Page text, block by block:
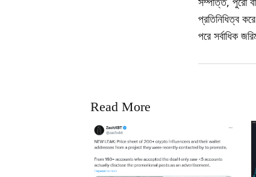
প্রতিনিধিত্ব
পরে সর্বাধিক
Read More